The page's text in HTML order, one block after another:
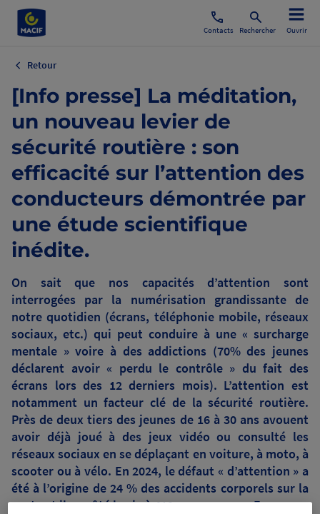
Contacts Rechercher Ouvrir
Retour
[Info presse] La méditation,
un nouveau levier de
sécurité routière : son
efficacité sur l’attention des
conducteurs démontrée par
une étude scientifique
inédite.
On sait que nos capacités d’attention sont
interrogées par la numérisation grandissante de
notre quotidien (écrans, téléphonie mobile, réseaux
sociaux, etc.) qui peut conduire à une « surcharge
mentale » voire à des addictions (70% des jeunes
déclarent avoir « perdu le contrôle » du fait des
écrans lors des 12 derniers mois). L’attention est
notamment un facteur clé de la sécurité routière.
Près de deux tiers des jeunes de 16 à 30 ans avouent
avoir déjà joué à des jeux vidéo ou consulté les
réseaux sociaux en se déplaçant en voiture, à moto, à
scooter ou à vélo. En 2024, le défaut « d’attention » a
été à l’origine de 24 % des accidents corporels sur la
route et il a coûté la vie à 419 personnes en France.